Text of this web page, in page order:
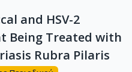
and HSV-2
Being Treated with
Rubra Pilaris